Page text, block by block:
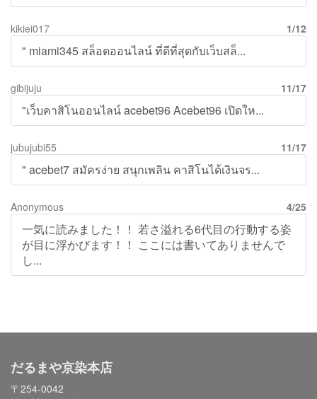
1/12
kikiei017
" miami345 สล็อตออนไลน์ ที่ดีที่สุดกับเว็บสล็...
11/17
gibijuju
"เว็บคาสิโนออนไลน์ acebet96 Acebet96 เปิดให...
11/17
jubujubi55
" acebet7 สมัครง่าย สนุกเพลิน คาสิโนได้เงินจร...
4/25
Anonymous
一気に読みました！！ 若さ溢れる6代目の行動する姿
が目に浮かびます！！ ここには書いてありませんで
し...
だるまや京染本店
〒254-0042